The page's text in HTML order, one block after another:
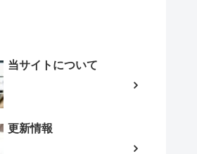
当サイトについて
更新情報